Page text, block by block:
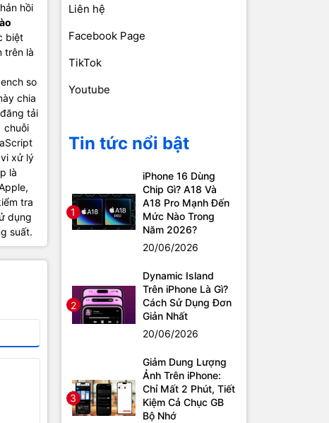
hồi
biệt
trên là
so
chia
tải
chuỗi
xử lý
là
tra
dụng
suất.
Liên hệ
Facebook Page
TikTok
Youtube
Tin tức nổi bật
1
iPhone 16 Dùng
Chip Gì? A18 Và
A18 Pro Mạnh Đến
Mức Nào Trong
Năm 2026?
20/06/2026
2
Dynamic Island
Trên iPhone Là Gì?
Cách Sử Dụng Đơn
Giản Nhất
20/06/2026
3
Giảm Dung Lượng
Ảnh Trên iPhone:
Chỉ Mất 2 Phút, Tiết
Kiệm Cả Chục GB
Bộ Nhớ